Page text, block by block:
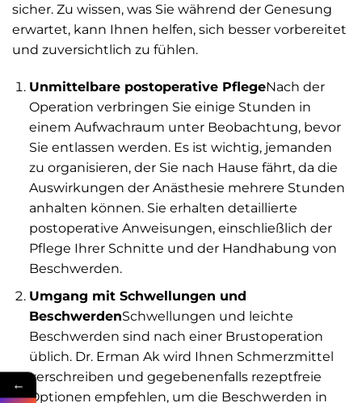
sicher. Zu wissen, was Sie während der Genesung
erwartet, kann Ihnen helfen, sich besser vorbereitet
und zuversichtlich zu fühlen.
Unmittelbare postoperative PflegeNach der
Operation verbringen Sie einige Stunden in
einem Aufwachraum unter Beobachtung, bevor
Sie entlassen werden. Es ist wichtig, jemanden
zu organisieren, der Sie nach Hause fährt, da die
Auswirkungen der Anästhesie mehrere Stunden
anhalten können. Sie erhalten detaillierte
postoperative Anweisungen, einschließlich der
Pflege Ihrer Schnitte und der Handhabung von
Beschwerden.
Umgang mit Schwellungen und
BeschwerdenSchwellungen und leichte
Beschwerden sind nach einer Brustoperation
üblich. Dr. Erman Ak wird Ihnen Schmerzmittel
verschreiben und gegebenenfalls rezeptfreie
Optionen empfehlen, um die Beschwerden in
←